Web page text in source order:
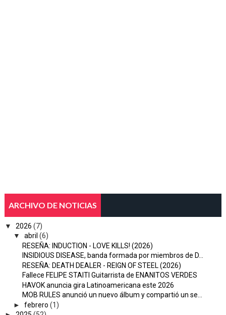
ARCHIVO DE NOTICIAS
▼ 2026 (7)
▼
abril (6)
RESEÑA: INDUCTION - LOVE KILLS! (2026)
INSIDIOUS DISEASE, banda formada por miembros de D...
RESEÑA: DEATH DEALER - REIGN OF STEEL (2026)
Fallece FELIPE STAITI Guitarrista de ENANITOS VERDES
HAVOK anuncia gira Latinoamericana este 2026
MOB RULES anunció un nuevo álbum y compartió un se...
► febrero (1)